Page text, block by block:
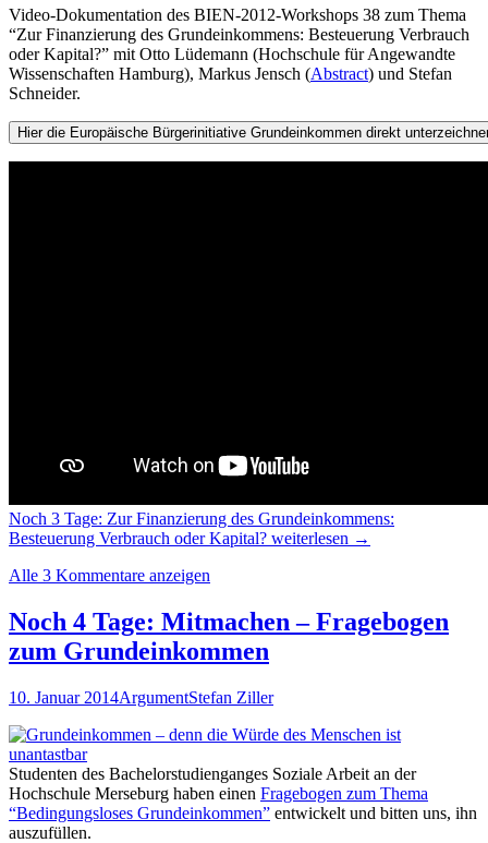
Video-Dokumentation des BIEN-2012-Workshops 38 zum Thema
“Zur Finanzierung des Grundeinkommens: Besteuerung Verbrauch
oder Kapital?” mit Otto Lüdemann (Hochschule für Angewandte
Wissenschaften Hamburg), Markus Jensch (Abstract) und Stefan
Schneider.
Noch 3 Tage: Zur Finanzierung des Grundeinkommens:
Besteuerung Verbrauch oder Kapital? weiterlesen →
Alle 3 Kommentare anzeigen
Noch 4 Tage: Mitmachen – Fragebogen
zum Grundeinkommen
10. Januar 2014ArgumentStefan Ziller
Studenten des Bachelorstudienganges Soziale Arbeit an der
Hochschule Merseburg haben einen Fragebogen zum Thema
“Bedingungsloses Grundeinkommen” entwickelt und bitten uns, ihn
auszufüllen.